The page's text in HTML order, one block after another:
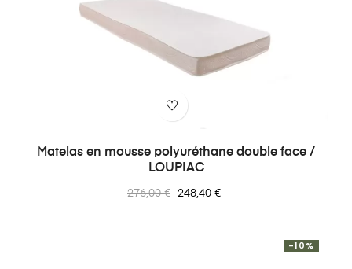
Matelas en mousse polyuréthane double face /
LOUPIAC
Prix
276,00 € Prix
248,40 €
-10%